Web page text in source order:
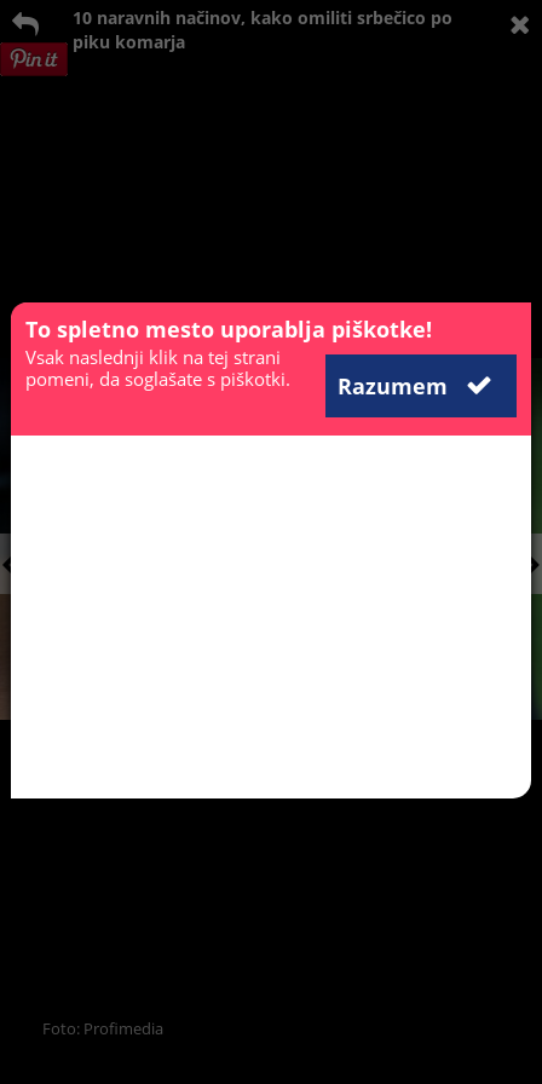
10 naravnih načinov, kako omiliti srbečico po
piku komarja
Foto: Profimedia
To spletno mesto uporablja piškotke!
Razumem
Vsak naslednji klik na tej strani
pomeni, da soglašate s piškotki.